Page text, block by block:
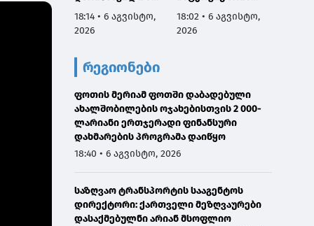
აგვისტოს
ნამდვილად
რამდენიმე კვირით
ადრე დაგეგმილ
გამოკვლევაზე
18:14 • 6 აგვისტო,
2026
სამარცხვინო
სადაც აფხაზებს
18:02 • 6 აგვისტო,
2026
რეგიონები
ფოთის მერიამ ფოთში დაბადებული
ახალშობილების ოჯახებისთვის 2 000-
ლარიანი ერთჯერადი ფინანსური
დახმარების პროგრამა დაიწყო
18:40 • 6 აგვისტო, 2026
საზღვაო ტრანსპორტის სააგენტოს
დირექტორი: ქართველი მეზღვაურები
დასაქმებულნი არიან მსოფლიო